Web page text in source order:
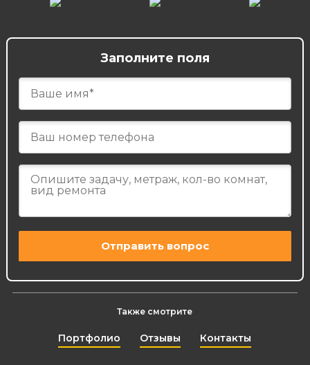
Заполните поля
Также смотрите
Портфолио Отзывы Контакты